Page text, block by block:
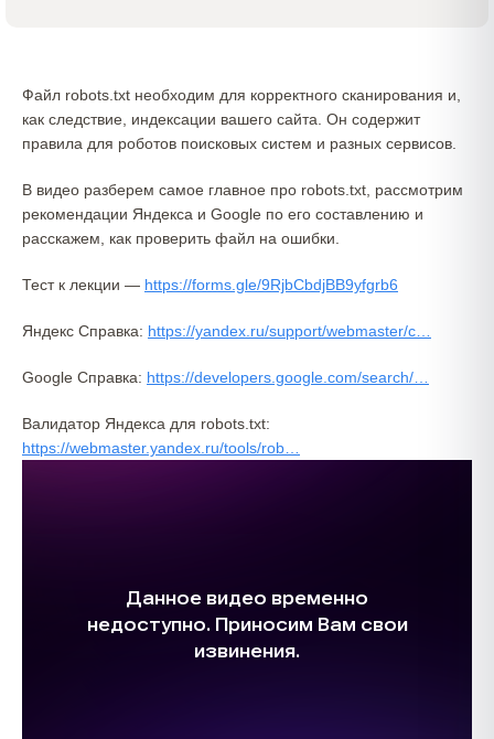
Файл robots.txt необходим для корректного сканирования и,
как следствие, индексации вашего сайта. Он содержит
правила для роботов поисковых систем и разных сервисов.
В видео разберем самое главное про robots.txt, рассмотрим
рекомендации Яндекса и Google по его составлению и
расскажем, как проверить файл на ошибки.
Тест к лекции — https://forms.gle/9RjbCbdjBB9yfgrb6
Яндекс Справка: https://yandex.ru/support/webmaster/c…
Google Справка: ​ https://developers.google.com/search/…
Валидатор Яндекса для robots.txt:
https://webmaster.yandex.ru/tools/rob…